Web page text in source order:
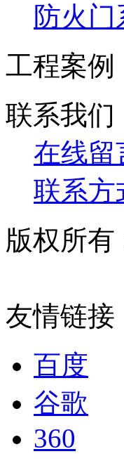
防火门
工程案例
联系我们
在线留
联系方
版权所有
友情链接
百度
谷歌
360